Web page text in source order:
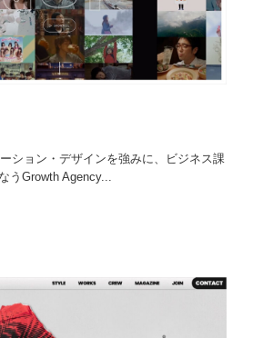
ション・デザインを強みに、ビジネス課
うGrowth Agency...